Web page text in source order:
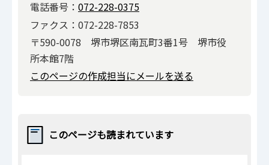
電話番号： 072-228-0375
ファクス：072-228-7853
〒590-0078 堺市堺区南瓦町3番1号 堺市役
所本館7階
このページの作成担当にメールを送る
このページも読まれています